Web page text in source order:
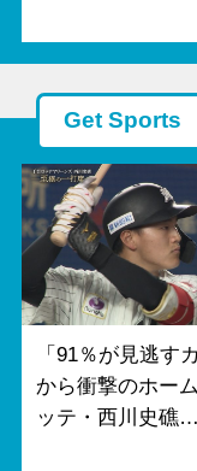
Get Sports
「91％が見逃す
から衝撃のホー
ッテ・西川史礁…